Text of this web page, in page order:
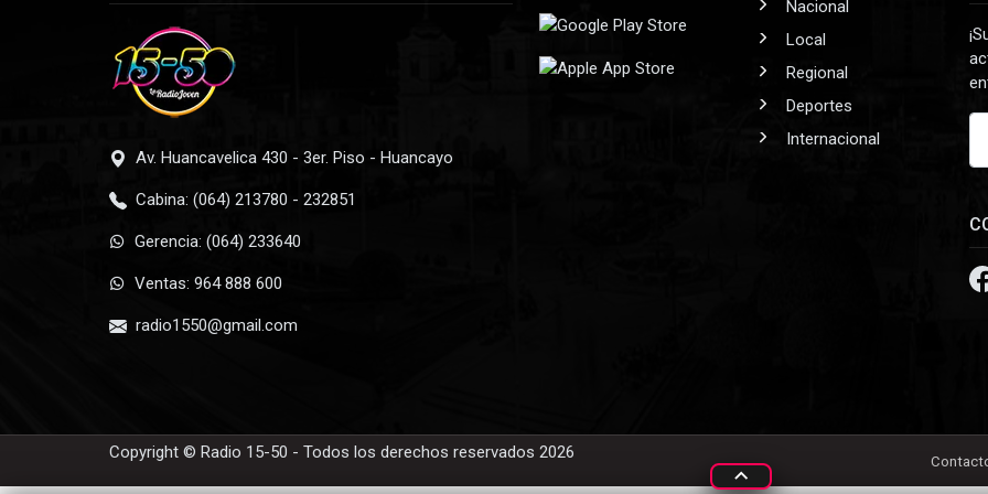
Av. Huancavelica 430 - 3er. Piso - Huancayo
Cabina: (064) 213780 - 232851
Gerencia: (064) 233640
Ventas: 964 888 600
radio1550@gmail.com
Nacional
Local
Regional
Deportes
Internacional
Copyright © Radio 15-50 - Todos los derechos reservados 2026